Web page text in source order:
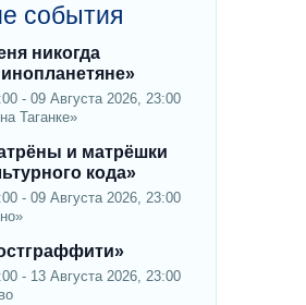
события
никогда
- 09 Августа 2026, 23:00
Таганке»
и матрёшки
кода»
- 09 Августа 2026, 23:00
- 13 Августа 2026, 23:00